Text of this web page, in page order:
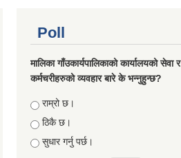
Poll
मालिका गाँउकार्यपालिकाको कार्यालयको सेवा र
कर्मचरीहरुको व्यवहार बारे के भन्नुहुन्छ?
Choices
राम्रो छ।
ठिकै छ।
सुधार गर्नु पर्छ।